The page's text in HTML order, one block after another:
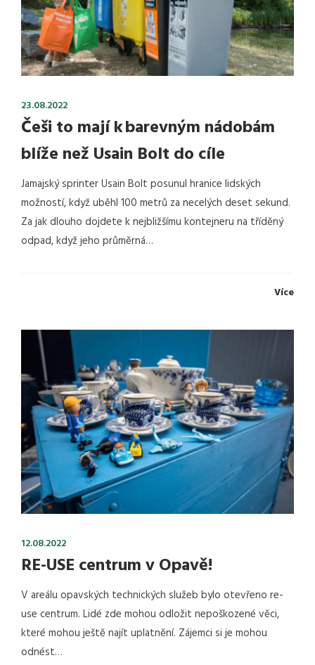
23.08.2022
Češi to mají k barevným nádobám
blíže než Usain Bolt do cíle
Jamajský sprinter Usain Bolt posunul hranice lidských
možností, když uběhl 100 metrů za necelých deset sekund.
Za jak dlouho dojdete k nejbližšímu kontejneru na tříděný
odpad, když jeho průměrná…
Více
12.08.2022
RE-USE centrum v Opavě!
V areálu opavských technických služeb bylo otevřeno re-
use centrum. Lidé zde mohou odložit nepoškozené věci,
které mohou ještě najít uplatnění. Zájemci si je mohou
odnést…